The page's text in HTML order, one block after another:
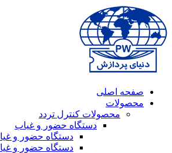
صفحه اصلی
محصولات
محصولات کنترل تردد
دستگاه حضور و غیاب
دستگاه حضور و
دستگاه حضور و